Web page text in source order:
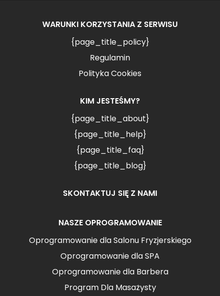
WARUNKI KORZYSTANIA Z SERWISU
{page_title_policy}
Regulamin
Polityka Cookies
KIM JESTEŚMY?
{page_title_about}
{page_title_help}
{page_title_faq}
{page_title_blog}
SKONTAKTUJ SIĘ Z NAMI
NASZE OPROGRAMOWANIE
Oprogramowanie dla Salonu Fryzjerskiego
Oprogramowanie dla SPA
Oprogramowanie dla Barbera
Program Dla Masażysty